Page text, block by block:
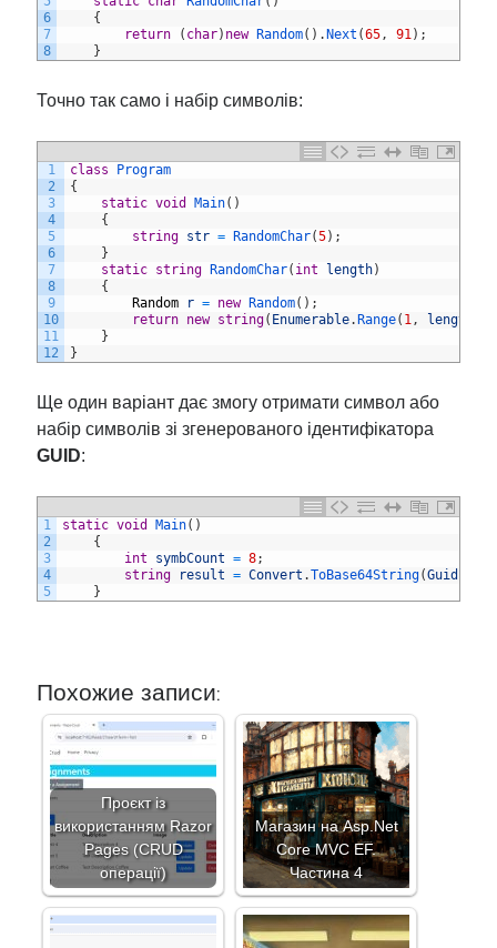
6
7
8
{
return
( char) new Random( ) . Next (65, 91) ;
}
Точно так само і набір символів:
1
2
3
4
5
6
7
8
9
10
11
12
class
Program
{
static void Main( )
{
string str = RandomChar(5) ;
}
static string RandomChar( int length)
{
Random
r = new Random( ) ;
return new string( Enumerable. Range( 1, length
}
}
Ще один варіант дає змогу отримати символ або
набір символів зі згенерованого ідентифікатора
GUID:
1
2
3
4
5
static void Main( )
{
int
symbCount = 8;
string
result = Convert .ToBase64String(Guid
}
Похожие записи:
Проєкт із
використанням Razor
Pages (CRUD
операції)
Магазин на Asp.Net
Core MVC EF.
Частина 4